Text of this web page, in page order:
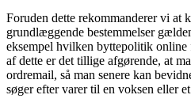
Foruden dette rekommanderer vi at
grundlæggende bestemmelser
eksempel hvilken byttepolitik online
af dette er det tillige afgørende, at
ordremail, så man senere kan
søger efter varer til en voksen eller